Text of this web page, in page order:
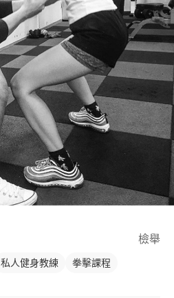
檢舉
私人健身教練
拳擊課程